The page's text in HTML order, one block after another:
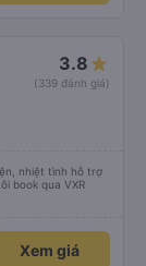
3.8
(339 đánh giá)
nhiệt tình hỗ trợ
book qua VXR
Xem giá